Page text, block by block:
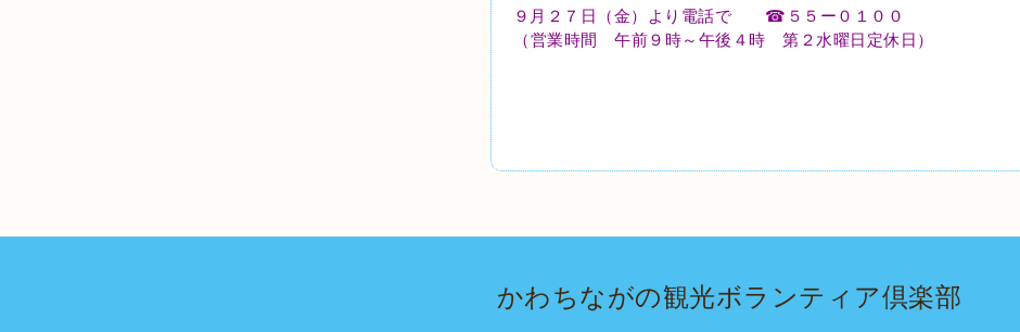
９月２７日（金）より電話で ☎ ５５ー０１００
（営業時間 午前９時～午後４時 第２水曜日定休日）
かわちながの観光ボランティア倶楽部